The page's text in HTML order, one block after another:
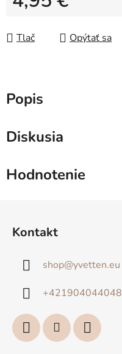
Tlač
Opýtať sa
Popis
Diskusia
Hodnotenie
Kontakt
shop@yvetten.eu
+421904044048